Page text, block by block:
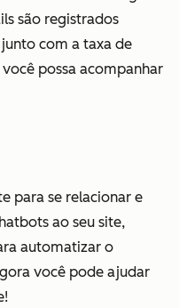
são registrados
com a taxa de
possa acompanhar
para se relacionar e
ao seu site,
automatizar o
você pode ajudar